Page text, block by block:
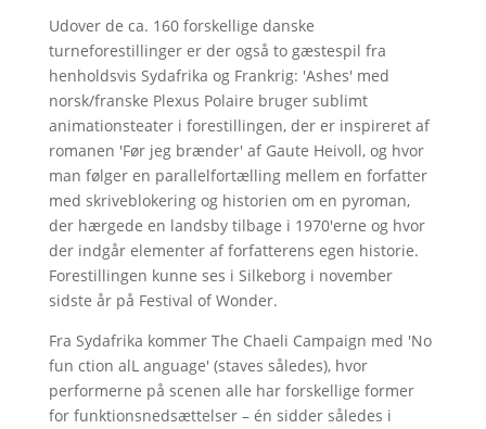
Udover de ca. 160 forskellige danske
turneforestillinger er der også to gæstespil fra
henholdsvis Sydafrika og Frankrig: 'Ashes' med
norsk/franske Plexus Polaire bruger sublimt
animationsteater i forestillingen, der er inspireret af
romanen 'Før jeg brænder' af Gaute Heivoll, og hvor
man følger en parallelfortælling mellem en forfatter
med skriveblokering og historien om en pyroman,
der hærgede en landsby tilbage i 1970'erne og hvor
der indgår elementer af forfatterens egen historie.
Forestillingen kunne ses i Silkeborg i november
sidste år på Festival of Wonder.
Fra Sydafrika kommer The Chaeli Campaign med 'No
fun ction alL anguage' (staves således), hvor
performerne på scenen alle har forskellige former
for funktionsnedsættelser – én sidder således i